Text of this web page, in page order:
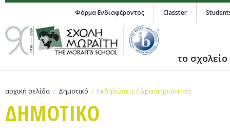
Φόρμα Ενδιαφέροντος Classter
το σχολείο
αρχική σελίδα Δημοτικό Εκδηλώσεις / Δραστηριότητες
ΔΗΜΟΤΙΚΟ